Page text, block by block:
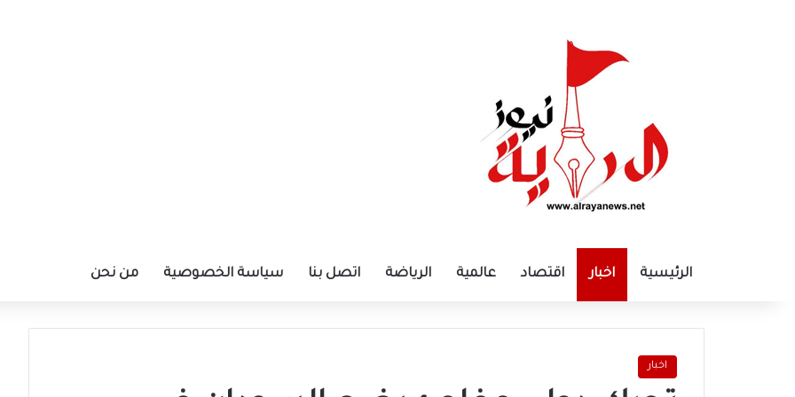
الرئيسية اخبار اقتصاد عالمية الرياضة اتصل بنا سياسة الخصوصية من نحن
اخبار